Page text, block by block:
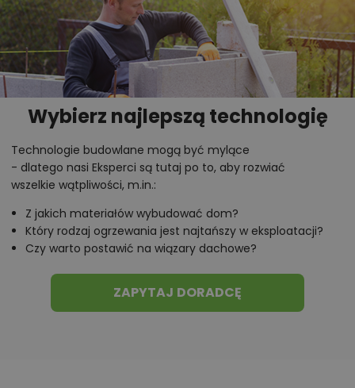
Wybierz najlepszą technologię
Technologie budowlane mogą być mylące
- dlatego nasi Eksperci są tutaj po to, aby rozwiać
wszelkie wątpliwości, m.in.:
Z jakich materiałów wybudować dom?
Który rodzaj ogrzewania jest najtańszy w eksploatacji?
Czy warto postawić na wiązary dachowe?
ZAPYTAJ DORADCĘ